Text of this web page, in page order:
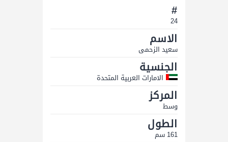
#
24
الاسم
سعید الزحمى
الجنسية
الامارات العربية المتحدة
المركز
وسط
الطول
161 سم